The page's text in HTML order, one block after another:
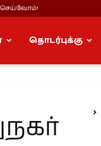
செய்வோம்!
தொடர்புக்கு